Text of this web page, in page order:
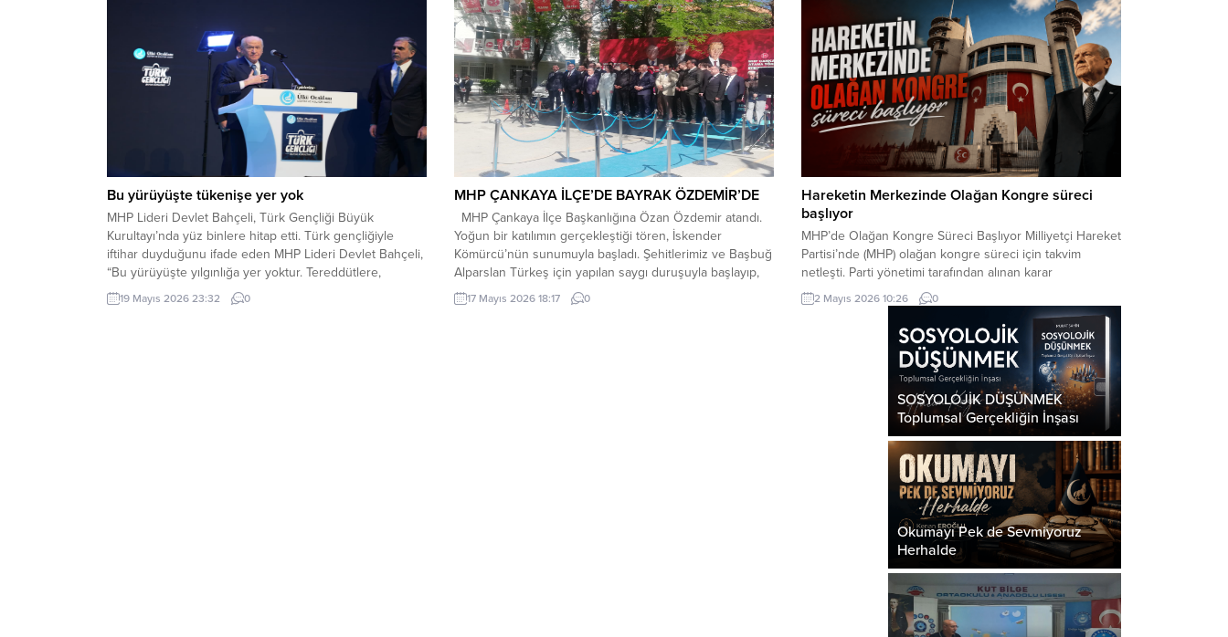
değil; yüzü gülsün diye bekleyenlerin de bayramıdır.
Bayram, yalnızca varlık içinde...
Arkadaşlarım, Muhterem Hanımefendiler, Beyefendiler,
Sertifika Almaya Hak Kazanmış Değerli Kardeşlerim,
Sayın Basın Mensupları, Türkçe...
Bu yürüyüşte tükenişe yer yok
MHP Lideri Devlet Bahçeli, Türk Gençliği Büyük
Kurultayı’nda yüz binlere hitap etti. Türk gençliğiyle
iftihar duyduğunu ifade eden MHP Lideri Devlet Bahçeli,
“Bu yürüyüşte yılgınlığa yer yoktur. Tereddütlere,
teslimiyete, tükenişe yer yoktur” dedi. MHP Lideri Devlet
Bahçeli, Ülkü Ocakları Eğitim ve Kültür Vakfı Genel
19 Mayıs 2026 23:32 0
MHP ÇANKAYA İLÇE’DE BAYRAK ÖZDEMİR’DE
MHP Çankaya İlçe Başkanlığına Özan Özdemir atandı.
Yoğun bir katılımın gerçekleştiği tören, İskender
Kömürcü’nün sunumuyla başladı. Şehitlerimiz ve Başbuğ
Alparslan Türkeş için yapılan saygı duruşuyla başlayıp,
İstiklal Marşımız ve Kuran-ı Kerim okunmasıyla devam
etti. Yeni İlçe Başkanı Ozan Özdemir kürsüye gelerek
17 Mayıs 2026 18:17 0
Hareketin Merkezinde Olağan Kongre süreci
başlıyor
MHP’de Olağan Kongre Süreci Başlıyor Milliyetçi Hareket
Partisi’nde (MHP) olağan kongre süreci için takvim
netleşti. Parti yönetimi tarafından alınan karar
doğrultusunda, teşkilat kongreleri Mayıs ayında
başlatılacak. İlçe ve İl Kongreleri Başlıyor MHP Genel
Başkan Yardımcısı Semih Yalçın tarafından yapılan
açıklamada, 27 Nisan 2026 tarihinde gerçekleştirilen
Merkez Yönetim Kurulu toplantısında kongre...
2 Mayıs 2026 10:26 0
SOSYOLOJİK DÜŞÜNMEK
Toplumsal Gerçekliğin İnşası
Okumayı Pek de Sevmiyoruz
Herhalde